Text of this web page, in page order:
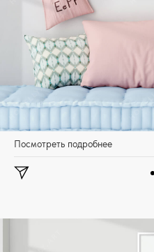
Посмотреть подробнее